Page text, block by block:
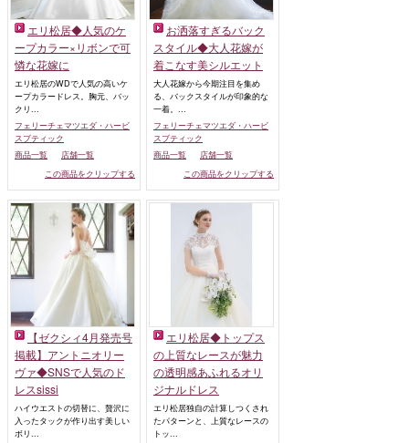
エリ松居◆人気のケ
ープカラー×リボンで可
憐な花嫁に
エリ松居のWDで人気の高いケ
ープカラードレス。胸元、バッ
クリ...
フェリーチェマツエダ・ハービ
スブティック
商品一覧
店舗一覧
この商品をクリップする
お洒落すぎるバック
スタイル◆大人花嫁が
着こなす美シルエット
大人花嫁から今期注目を集め
る、バックスタイルが印象的な
一着。...
フェリーチェマツエダ・ハービ
スブティック
商品一覧
店舗一覧
この商品をクリップする
【ゼクシィ4月発売号
掲載】アントニオリー
ヴァ◆SNSで人気のド
レスsissi
ハイウエストの切替に、贅沢に
入ったタックが作り出す美しい
ボリ...
エリ松居◆トップス
の上質なレースが魅力
の透明感あふれるオリ
ジナルドレス
エリ松居独自の計算しつくされ
たパターンと、上質なレースの
トッ...